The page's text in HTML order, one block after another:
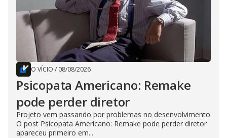
O VÍCIO / 08/08/2026
Psicopata Americano: Remake
pode perder diretor
Projeto vem passando por problemas no desenvolvimento
O post Psicopata Americano: Remake pode perder diretor
apareceu primeiro em...